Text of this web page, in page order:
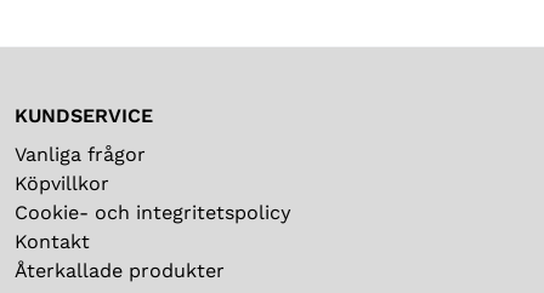
KUNDSERVICE
Vanliga frågor
Köpvillkor
Cookie- och integritetspolicy
Kontakt
Återkallade produkter